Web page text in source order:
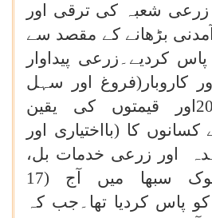
زرعی شعبہ کی ترقی اور
بڑھانے کے مقصد سے
پاس کردیے۔زرعی پیداوار
کاروبار(فروغ اور سہل
آمیزی)بل،2020اور قیمتوں کی یقین
کا (بااختیاری اور
اور زرعی خدمات بل،
2020 کو لوک سبھا میں آج (17
کو پاس کردیا تھا۔جب کہ